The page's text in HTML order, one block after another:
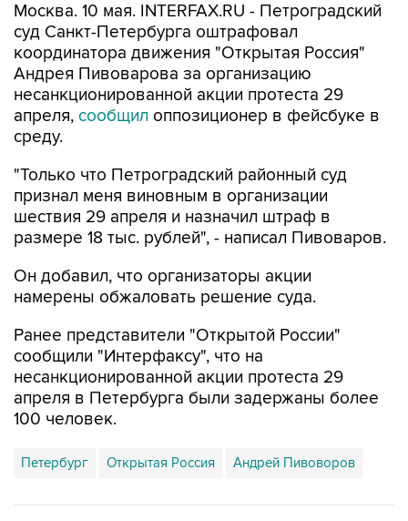
Москва. 10 мая. INTERFAX.RU - Петроградский
суд Санкт-Петербурга оштрафовал
координатора движения "Открытая Россия"
Андрея Пивоварова за организацию
несанкционированной акции протеста 29
апреля, сообщил оппозиционер в фейсбуке в
среду.
"Только что Петроградский районный суд
признал меня виновным в организации
шествия 29 апреля и назначил штраф в
размере 18 тыс. рублей", - написал Пивоваров.
Он добавил, что организаторы акции
намерены обжаловать решение суда.
Ранее представители "Открытой России"
сообщили "Интерфаксу", что на
несанкционированной акции протеста 29
апреля в Петербурга были задержаны более
100 человек.
Петербург Открытая Россия Андрей Пивоворов